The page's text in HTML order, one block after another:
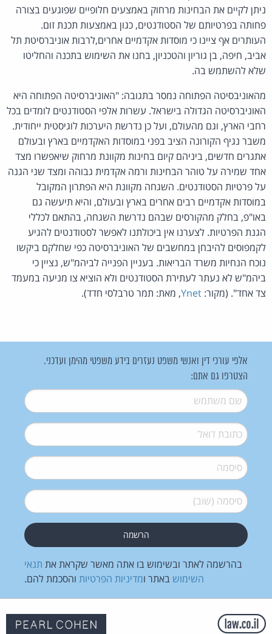
ניתן לקיים את הבחינות מרחוק באמצעים חלופיים שפוגעים בצורה
פחותה בפרטיותם של הסטודנטים, כגון באמצעות תכנת זום.
העותרים אף ציינו כי מוסדות אקדמיים אחרים,לרבות אוניברסיטת תל
אביב, חיפה, בן גוריון והטכניון, בחנו את השימוש בתכנה והחליטו
שלא להשתמש בה.
מהאוניבסיטה הפתוחה נמסר בתגובה: "האוניברסיטה הפתוחה היא
האוניברסיטה הגדולה בישראל. עשרות אלפי הסטודנטים לומדים בכל
רחבי הארץ, וגם מהעולם, ועל כן נדרשת היערכות לוגיסטית ייחודית.
משבר נגיף הקורונה הציב בפני במוסדות האקדמיים בארץ ובעולם
אתגרים חדשים, ביניהם קיום בחינות מקוונת מרחוק שיאפשרו מצד
אחד שמירה על טוהר הבחינות ורמה אקדמית גבוהה ומצד שני הגנה
על פרטיות הסטודנטים. השגחה מקוונת היא הפתרון המקובל
במוסדות אקדמיים רבים אחרים בארץ ובעולם, והיא תיעשה גם
באו"פ, בחלק מהקורסים שבהם נדרשת השגחה, בהתאם לכללי
הגנת הפרטיות. לצערנו אין ביכולתנו לאפשר לסטודנטים להגיע
לקמפוסים להיבחן במחשבים של האוניברסיטה כפי שחלקם ביקשו
נוכח הנחיות משרד הבריאות. בעניין הפנייה לביהמ"ש, נציין כי
ביהמ"ש לא נעתר לעתירת הסטודנטים ולא הוציא צו מניעה במעמד
צד אחד". (מקור: Ynet, מאת: תמר טרבלסי חדד).
אלפי עורכי דין ואנשי משפט נעזרים בידע משפטי מהימן ועדכני.
הצטרפו גם אתם:
שם משתמש*
דואל*
סיסמה*
סיסמה (שוב)*
בהרשמה לאתר ובשימוש בו אתה מאשר שקראת את תנאי
השימוש באתר ומדיניות הפרטיות והסכמת להם.